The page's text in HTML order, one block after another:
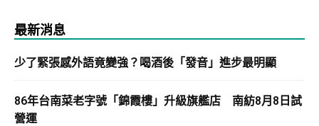
最新消息
少了緊張感外語竟變強？喝酒後「發音」進步最明顯
86年台南菜老字號「錦霞樓」升級旗艦店 南紡8月8日試
營運